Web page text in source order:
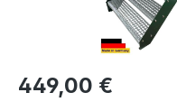
Regulärer Preis:
449,00 €